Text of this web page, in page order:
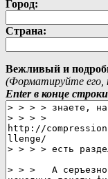
Город:
Страна:
Вежливый и
(Форматируйте его,
Еnter в конце строки